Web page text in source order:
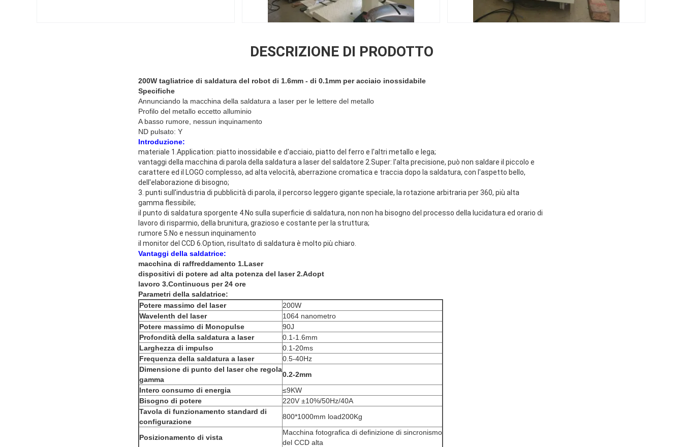
DESCRIZIONE DI PRODOTTO
200W tagliatrice di saldatura del robot di 1.6mm - di 0.1mm per acciaio inossidabile
Specifiche
Annunciando la macchina della saldatura a laser per le lettere del metallo
Profilo del metallo eccetto alluminio
A basso rumore, nessun inquinamento
ND pulsato: Y
Introduzione:
materiale 1.Application: piatto inossidabile e d'acciaio, piatto del ferro e l'altri metallo e lega;
vantaggi della macchina di parola della saldatura a laser del saldatore 2.Super: l'alta precisione, può non saldare il piccolo e
carattere ed il LOGO complesso, ad alta velocità, aberrazione cromatica e traccia dopo la saldatura, con l'aspetto bello,
dell'elaborazione di bisogno;
3. punti sull'industria di pubblicità di parola, il percorso leggero gigante speciale, la rotazione arbitraria per 360, più alta
gamma flessibile;
il punto di saldatura sporgente 4.No sulla superficie di saldatura, non non ha bisogno del processo della lucidatura ed orario di
lavoro di risparmio, della brunitura, grazioso e costante per la struttura;
rumore 5.No e nessun inquinamento
il monitor del CCD 6.Option, risultato di saldatura è molto più chiaro.
Vantaggi della saldatrice:
macchina di raffreddamento 1.Laser
dispositivi di potere ad alta potenza del laser 2.Adopt
lavoro 3.Continuous per 24 ore
Parametri della saldatrice:
Potere massimo del laser
200W
Wavelenth del laser
1064 nanometro
Potere massimo di Monopulse
90J
Profondità della saldatura a laser
0.1-1.6mm
Larghezza di impulso
0.1-20ms
Frequenza della saldatura a laser
0.5-40Hz
Dimensione di punto del laser che regola
gamma
0.2-2mm
Intero consumo di energia
≤9KW
Bisogno di potere
220V ±10%/50Hz/40A
Tavola di funzionamento standard di
configurazione
800*1000mm load200Kg
Posizionamento di vista
Macchina fotografica di definizione di sincronismo
del CCD alta